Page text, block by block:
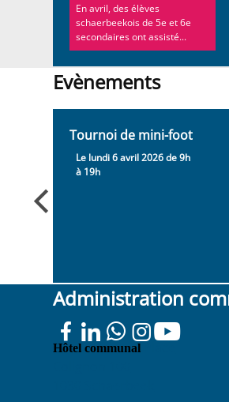
En avril, des élèves
schaerbeekois de 5e et 6e
secondaires ont assisté...
Evènements
Evènements
Tournoi de mini-foot
Le lundi 6 avril 2026 de 9h
à 19h
Administration
Hôtel communal